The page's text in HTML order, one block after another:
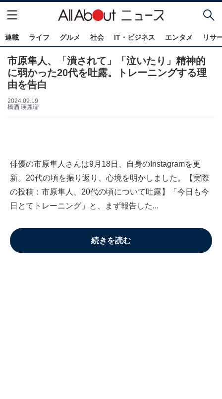
連載 ライフ グルメ 社会 IT・ビジネス エンタメ リサ
市原隼人、「潰されて」「泣いたり」精神的
に弱かった20代を吐露。トレーニングする理
由を告白
2024.09.19
橋酒 瑛麗瑠
俳優の市原隼人さんは9月18日、自身のInstagramを更
新。20代の頃を振り返り、心境を明かしました。【実際
の投稿：市原隼人、20代の頃について吐露】「今日も今
日とてトレーニング」と、まず報告した...
続きを読む